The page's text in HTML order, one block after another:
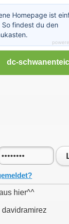
dc-
hier^^
davidramirez
Homepage ist
findest du den